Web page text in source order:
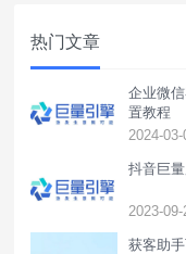
热门文章
企业微
置教程
2024-03-
抖音巨
2023-09-
获客助